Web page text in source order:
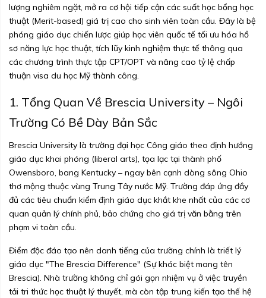
lượng nghiêm ngặt, mở ra cơ hội tiếp cận các suất học bổng học
thuật (Merit-based) giá trị cao cho sinh viên toàn cầu. Đây là bệ
phóng giáo dục chiến lược giúp học viên quốc tế tối ưu hóa hồ
sơ năng lực học thuật, tích lũy kinh nghiệm thực tế thông qua
các chương trình thực tập CPT/OPT và nâng cao tỷ lệ chấp
thuận visa du học Mỹ thành công.
1. Tổng Quan Về Brescia University – Ngôi
Trường Có Bề Dày Bản Sắc
Brescia University là trường đại học Công giáo theo định hướng
giáo dục khai phóng (liberal arts), tọa lạc tại thành phố
Owensboro, bang Kentucky – ngay bên cạnh dòng sông Ohio
thơ mộng thuộc vùng Trung Tây nước Mỹ. Trường đáp ứng đầy
đủ các tiêu chuẩn kiểm định giáo dục khắt khe nhất của các cơ
quan quản lý chính phủ, bảo chứng cho giá trị văn bằng trên
phạm vi toàn cầu.
Điểm độc đáo tạo nên danh tiếng của trường chính là triết lý
giáo dục "The Brescia Difference" (Sự khác biệt mang tên
Brescia). Nhà trường không chỉ gói gọn nhiệm vụ ở việc truyền
tải tri thức học thuật lý thuyết, mà còn tập trung kiến tạo thế hệ